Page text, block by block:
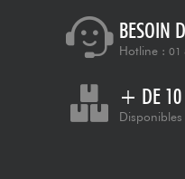
BESOIN
Hotline : 01
+ DE 10